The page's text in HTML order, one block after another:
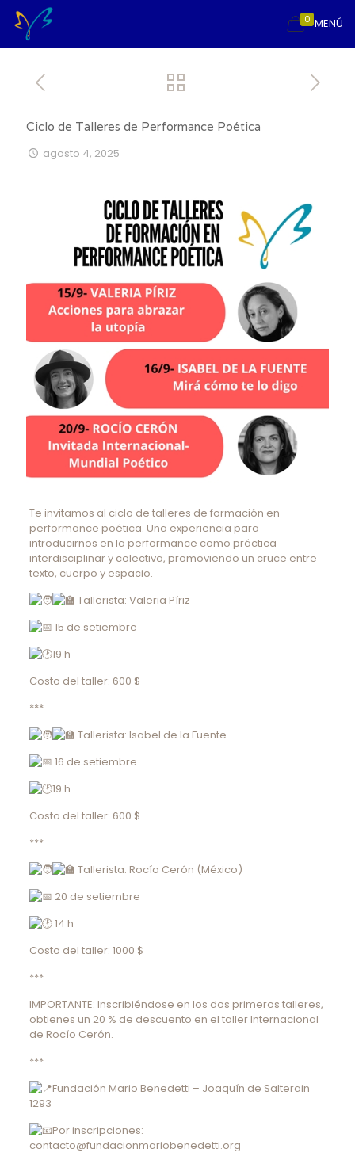
MENÚ
0
Ciclo de Talleres de Performance Poética
agosto 4, 2025
Te invitamos al ciclo de talleres de formación en
performance poética. Una experiencia para
introducirnos en la performance como práctica
interdisciplinar y colectiva, promoviendo un cruce entre
texto, cuerpo y espacio.
Tallerista: Valeria Píriz
15 de setiembre
19 h
Costo del taller: 600 $
***
Tallerista: Isabel de la Fuente
16 de setiembre
19 h
Costo del taller: 600 $
***
Tallerista: Rocío Cerón (México)
20 de setiembre
14 h
Costo del taller: 1000 $
***
IMPORTANTE: Inscribiéndose en los dos primeros talleres,
obtienes un 20 % de descuento en el taller Internacional
de Rocío Cerón.
***
Fundación Mario Benedetti – Joaquín de Salterain
1293
Por inscripciones:
contacto@fundacionmariobenedetti.org